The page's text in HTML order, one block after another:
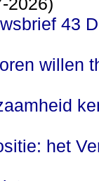
43
willen
het